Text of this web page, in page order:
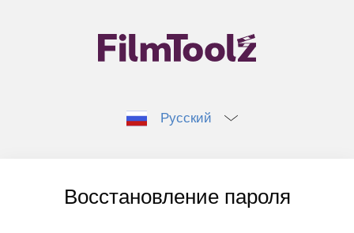
Русский
Восстановление пароля